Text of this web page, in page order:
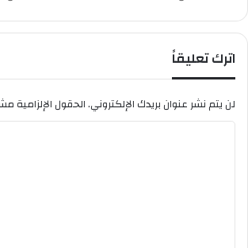
ي
اترك تعليقاً
لن يتم نشر عنوان بريدك الإلكتروني.الحقول الإلزامية